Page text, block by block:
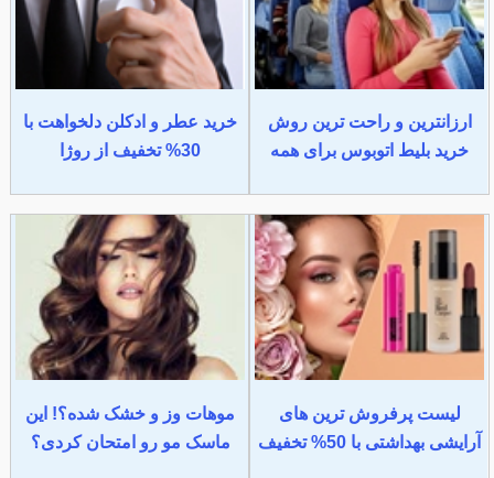
ارزانترین و راحت ترین روش
خرید بلیط اتوبوس برای همه
خرید عطر و ادکلن دلخواهت با
30% تخفیف از روژا
لیست پرفروش ترین های
آرایشی بهداشتی با 50% تخفیف
موهات وز و خشک شده؟! این
ماسک مو رو امتحان کردی؟